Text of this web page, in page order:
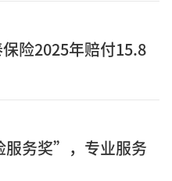
险2025年赔付15.8
服务奖”，专业服务